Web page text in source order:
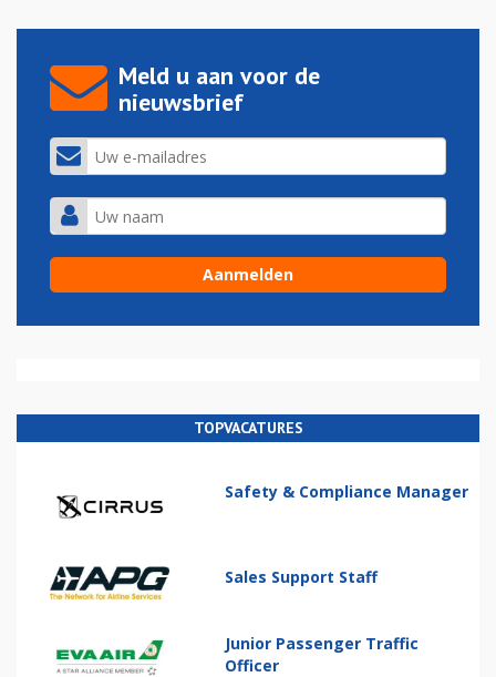
Meld u aan voor de
nieuwsbrief
TOPVACATURES
Safety & Compliance Manager
Sales Support Staff
Junior Passenger Traffic
Officer